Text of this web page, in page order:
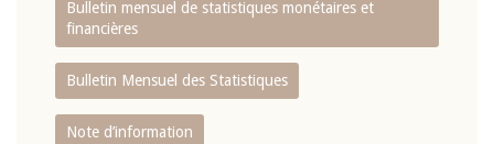
Bulletin mensuel de statistiques monétaires et
financières
Bulletin Mensuel des Statistiques
Note d’information